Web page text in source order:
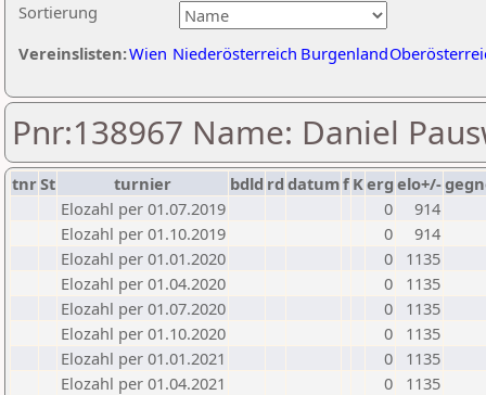
Sortierung
Vereinslisten:Wien Niederösterreich Burgenland
Pnr:138967 Name: Daniel
tnrSt turnier bdld rd datumf Kerg elo+/-
Elozahl per 01.07.2019
0
914
Elozahl per 01.10.2019
0
914
Elozahl per 01.01.2020
0
1135
Elozahl per 01.04.2020
0
1135
Elozahl per 01.07.2020
0
1135
Elozahl per 01.10.2020
0
1135
Elozahl per 01.01.2021
0
1135
Elozahl per 01.04.2021
0
1135